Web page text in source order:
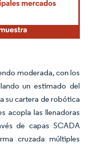
moderada, con los
un estimado del
su cartera de robótica
acopla las llenadoras
de capas SCADA
cruzada múltiples